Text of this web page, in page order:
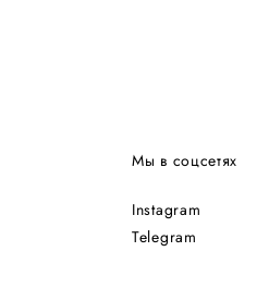
Мы в соцсетях
Instagram
Telegram